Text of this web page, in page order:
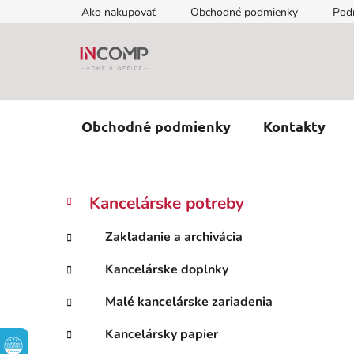
na
Ako nakupovať Obchodné podmienky
Obchodné podmienky Kontakty
B
č
ý
p
n
Preskočiť
kategórie
K
a
e
g
ó
r
e
Kancelárske potreby
Zakladanie a archivácia
Kancelárske doplnky
Malé kancelárske zariadenia
Kancelársky papier